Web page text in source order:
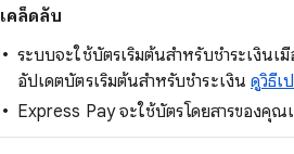
เคล็ดลับ
ระบบจะใช้บัตรเริ่มต้นสำหรับชำระเงิน
อัปเดตบัตรเริ่มต้นสำหรับชำระเงิน ดูวิธีเ
Express Pay จะใช้บัตรโดยสารของคุ